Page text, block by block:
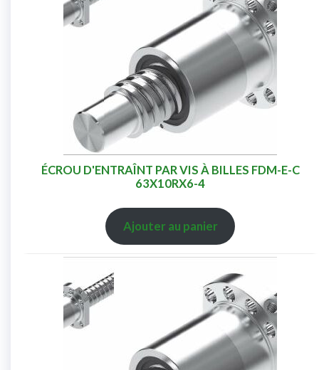
ÉCROU D'ENTRAÎNT PAR VIS À BILLES FDM-E-C
63X10RX6-4
Ajouter au panier